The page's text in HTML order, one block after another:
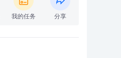
我的任务 分享